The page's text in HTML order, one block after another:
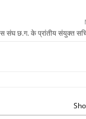
संघ छ.ग. के प्रांतीय संयुक्त